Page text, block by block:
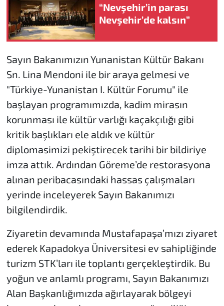
“Nevşehir’in parası
Nevşehir’de kalsın”
Sayın Bakanımızın Yunanistan Kültür Bakanı
Sn. Lina Mendoni ile bir araya gelmesi ve
"Türkiye-Yunanistan I. Kültür Forumu" ile
başlayan programımızda, kadim mirasın
korunması ile kültür varlığı kaçakçılığı gibi
kritik başlıkları ele aldık ve kültür
diplomasimizi pekiştirecek tarihi bir bildiriye
imza attık. Ardından Göreme’de restorasyona
alınan peribacasındaki hassas çalışmaları
yerinde inceleyerek Sayın Bakanımızı
bilgilendirdik.
Ziyaretin devamında Mustafapaşa’mızı ziyaret
ederek Kapadokya Üniversitesi ev sahipliğinde
turizm STK’ları ile toplantı gerçekleştirdik. Bu
yoğun ve anlamlı programı, Sayın Bakanımızı
Alan Başkanlığımızda ağırlayarak bölgeyi